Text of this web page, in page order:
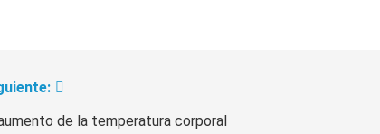
de la temperatura corporal